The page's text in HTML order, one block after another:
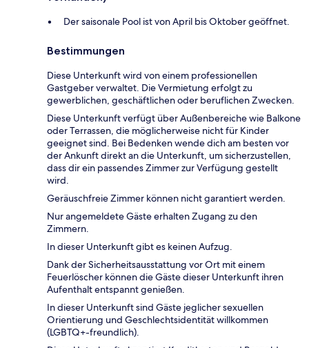
Der saisonale Pool ist von April bis Oktober geöffnet.
Bestimmungen
Diese Unterkunft wird von einem professionellen
Gastgeber verwaltet. Die Vermietung erfolgt zu
gewerblichen, geschäftlichen oder beruflichen Zwecken.
Diese Unterkunft verfügt über Außenbereiche wie Balkone
oder Terrassen, die möglicherweise nicht für Kinder
geeignet sind. Bei Bedenken wende dich am besten vor
der Ankunft direkt an die Unterkunft, um sicherzustellen,
dass dir ein passendes Zimmer zur Verfügung gestellt
wird.
Geräuschfreie Zimmer können nicht garantiert werden.
Nur angemeldete Gäste erhalten Zugang zu den
Zimmern.
In dieser Unterkunft gibt es keinen Aufzug.
Dank der Sicherheitsausstattung vor Ort mit einem
Feuerlöscher können die Gäste dieser Unterkunft ihren
Aufenthalt entspannt genießen.
In dieser Unterkunft sind Gäste jeglicher sexuellen
Orientierung und Geschlechtsidentität willkommen
(LGBTQ+-freundlich).